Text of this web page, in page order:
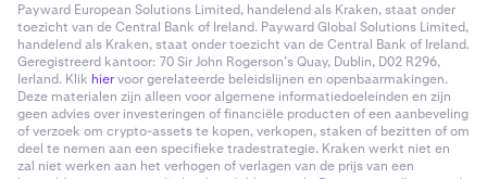
Payward European Solutions Limited, handelend als Kraken, staat onder
toezicht van de Central Bank of Ireland. Payward Global Solutions Limited,
handelend als Kraken, staat onder toezicht van de Central Bank of Ireland.
Geregistreerd kantoor: 70 Sir John Rogerson’s Quay, Dublin, D02 R296,
Ierland. Klik hiervoor gerelateerde beleidslijnen en openbaarmakingen.
Deze materialen zijn alleen voor algemene informatiedoeleinden en zijn
geen advies over investeringen of financiële producten of een aanbeveling
of verzoek om crypto-assets te kopen, verkopen, staken of bezitten of om
deel te nemen aan een specifieke tradestrategie. Kraken werkt niet en
zal niet werken aan het verhogen of verlagen van de prijs van een